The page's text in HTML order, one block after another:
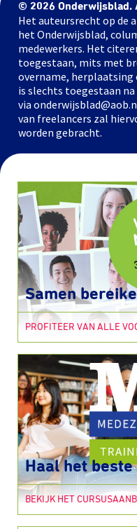
© 2026 Onderwijsblad.
Het auteursrecht op de
het Onderwijsblad,
medewerkers. Het
toegestaan, mits met
overname, herplaatsing
is slechts toegestaan
via
van freelancers zal
worden gebracht.
Samen
PROFITEER VAN ALLE
Haal het
BEKIJK HET